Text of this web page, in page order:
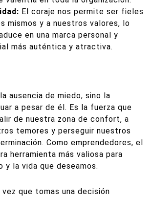
El coraje nos permite ser fieles
mismos y a nuestros valores, lo
en una marca personal y
más auténtica y atractiva.
ausencia de miedo, sino la
a pesar de él. Es la fuerza que
de nuestra zona de confort, a
temores y perseguir nuestros
Como emprendedores, el
herramienta más valiosa para
y la vida que deseamos.
vez que tomas una decisión